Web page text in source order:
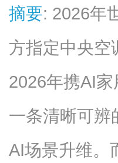
摘要: 2026年
方指定中央空
2026年携AI
一条清晰可辨
AI场景升维。